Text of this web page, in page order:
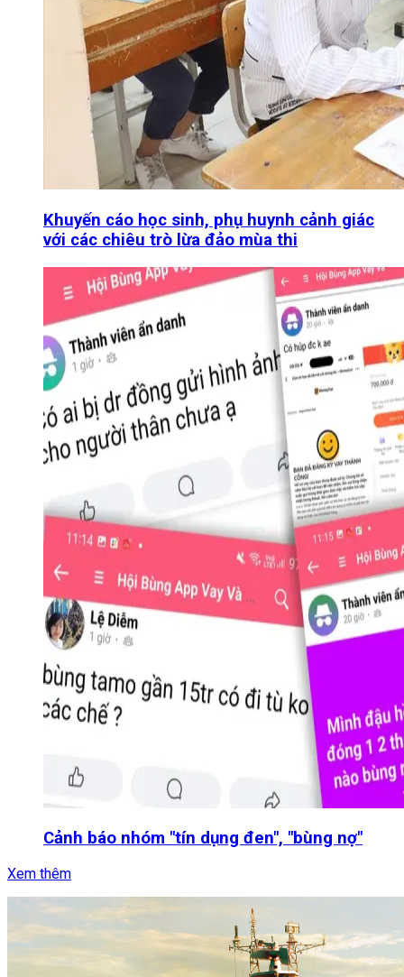
Khuyến cáo học sinh, phụ huynh cảnh giác
với các chiêu trò lừa đảo mùa thi
Cảnh báo nhóm "tín dụng đen", "bùng nợ"
Xem thêm